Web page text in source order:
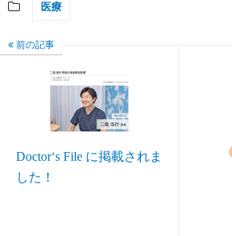
医療
前の記事
Doctor‘s File に掲載されま
した！